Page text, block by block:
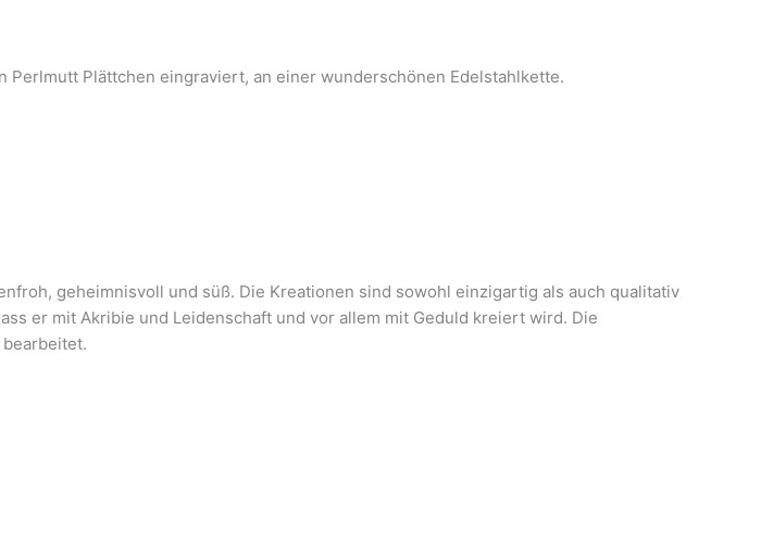
Perlmutt Plättchen eingraviert, an einer wunderschönen Edelstahlkette.
geheimnisvoll und süß. Die Kreationen sind sowohl einzigartig als auch qualitativ
er mit Akribie und Leidenschaft und vor allem mit Geduld kreiert wird. Die